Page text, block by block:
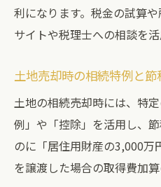
利になります。税金の試算
サイトや税理士への相談を活
土地売却時の相続特例と
土地の相続売却時には、特
例」や「控除」を活用し、
のに「居住用財産の3,000万
を譲渡した場合の取得費加算